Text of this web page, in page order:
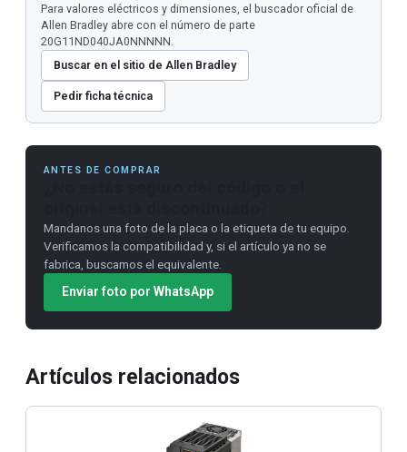
Para valores eléctricos y dimensiones, el buscador oficial de
Allen Bradley abre con el número de parte
20G11ND040JA0NNNNN.
Buscar en el sitio de Allen Bradley
Pedir ficha técnica
ANTES DE COMPRAR
Mandanos una foto de la placa o la etiqueta de tu equipo.
Verificamos la compatibilidad y, si el artículo ya no se
fabrica, buscamos el equivalente.
Enviar foto por WhatsApp
Artículos relacionados